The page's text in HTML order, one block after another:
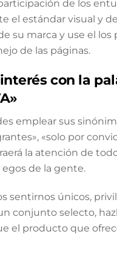
de los
el estándar visual y de
su marca y use el los
de las páginas.
con la
emplear sus
«solo por
la atención de
egos de la gente.
sentirnos únicos,
conjunto selecto,
el producto que